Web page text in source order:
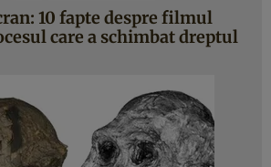
10 fapte despre filmul
care a schimbat dreptul